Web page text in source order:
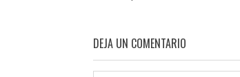
DEJA UN COMENTARIO